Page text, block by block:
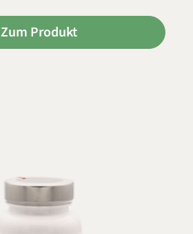
Zum Produkt